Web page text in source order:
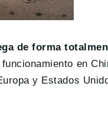
de forma
en
y Estados